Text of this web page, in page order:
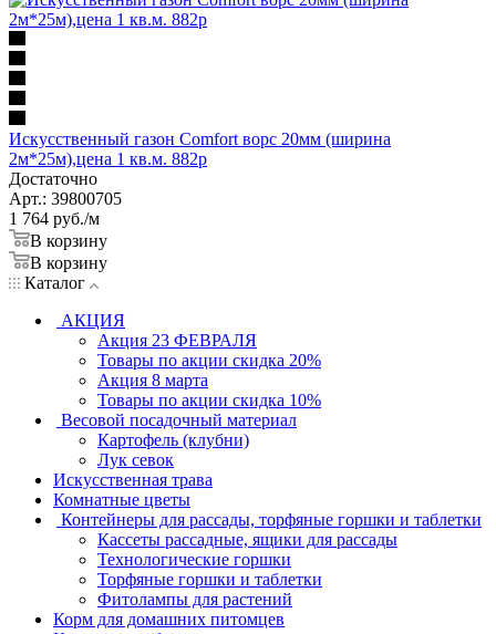
Искусственный газон Comfort ворс 20мм (ширина
2м*25м),цена 1 кв.м. 882р
Достаточно
Арт.: 39800705
1 764 руб./м
В корзину
В корзину
Каталог
АКЦИЯ
Акция 23 ФЕВРАЛЯ
Товары по акции скидка 20%
Акция 8 марта
Товары по акции скидка 10%
Весовой посадочный материал
Картофель (клубни)
Лук севок
Искусственная трава
Комнатные цветы
Контейнеры для рассады, торфяные горшки и таблетки
Кассеты рассадные, ящики для рассады
Технологические горшки
Торфяные горшки и таблетки
Фитолампы для растений
Корм для домашних питомцев